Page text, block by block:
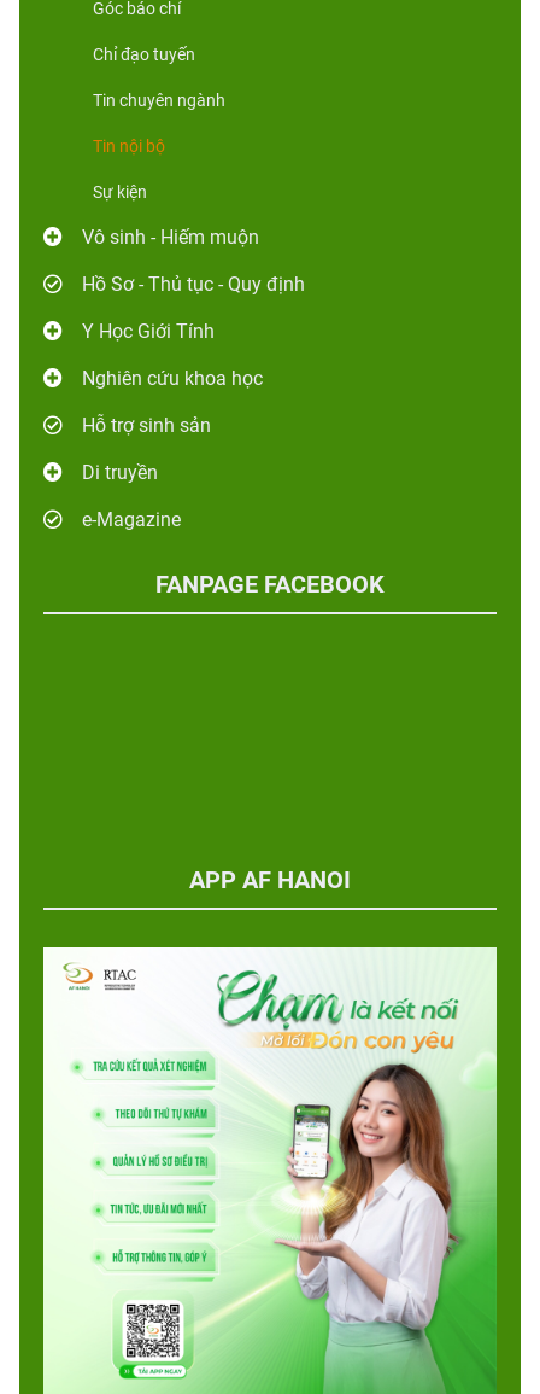
Góc báo chí
Chỉ đạo tuyến
Tin chuyên ngành
Tin nội bộ
Sự kiện
Vô sinh - Hiếm muộn
Hồ Sơ - Thủ tục - Quy định
Y Học Giới Tính
Nghiên cứu khoa học
Hỗ trợ sinh sản
Di truyền
e-Magazine
FANPAGE FACEBOOK
APP AF HANOI